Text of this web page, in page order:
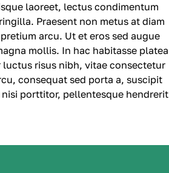
laoreet, lectus condimentum
Praesent non metus at diam
arcu. Ut et eros sed augue
mollis. In hac habitasse platea
risus nibh, vitae consectetur
consequat sed porta a, suscipit
porttitor, pellentesque hendrerit